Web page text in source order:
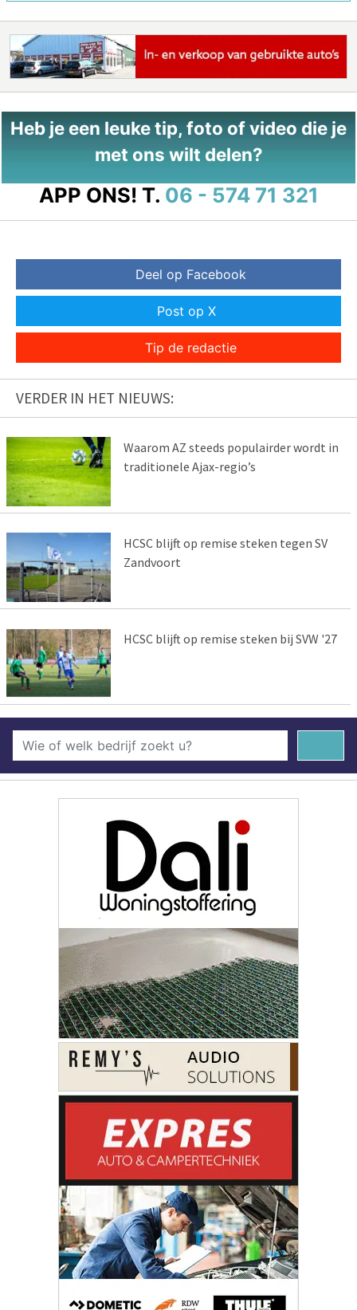
Heb je een leuke tip, foto of video die je
met ons wilt delen?
APP ONS! T. 06 - 574 71 321
Deel op Facebook
Post op X
Tip de redactie
VERDER IN HET NIEUWS:
Waarom AZ steeds populairder wordt in
traditionele Ajax-regio’s
HCSC blijft op remise steken tegen SV
Zandvoort
HCSC blijft op remise steken bij SVW '27